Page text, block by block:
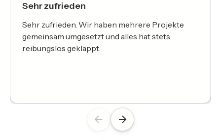
Sehr zufrieden
Sehr zufrieden. Wir haben mehrere Projekte
gemeinsam umgesetzt und alles hat stets
reibungslos geklappt.